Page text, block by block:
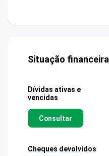
Situação financeira
Dívidas ativas e
vencidas
Consultar
Cheques devolvidos